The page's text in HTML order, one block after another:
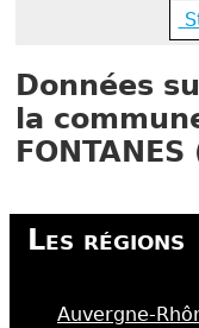
Données
la
FONTANES
Les régions
Auvergne-